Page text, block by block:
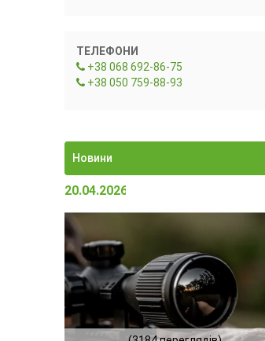
ТЕЛЕФОНИ
+38 068 692-86-75
+38 050 759-88-93
Новини
20.04.2026 15:23